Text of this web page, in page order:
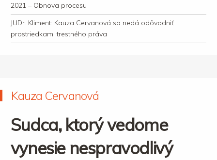
2021 – Obnova procesu
JUDr. Kliment: Kauza Cervanová sa nedá odôvodniť
prostriedkami trestného práva
Kauza Cervanová
Sudca, ktorý vedome
vynesie nespravodlivý